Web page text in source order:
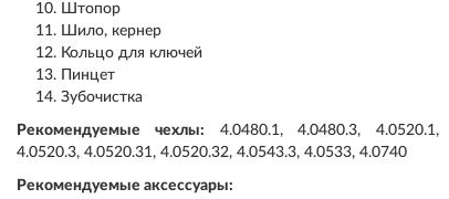
Штопор
Шило, кернер
Кольцо для ключей
Пинцет
Зубочистка
Рекомендуемые чехлы: 4.0480.1, 4.0480.3, 4.0520.1,
4.0520.3, 4.0520.31, 4.0520.32, 4.0543.3, 4.0533, 4.0740
Рекомендуемые аксессуары: